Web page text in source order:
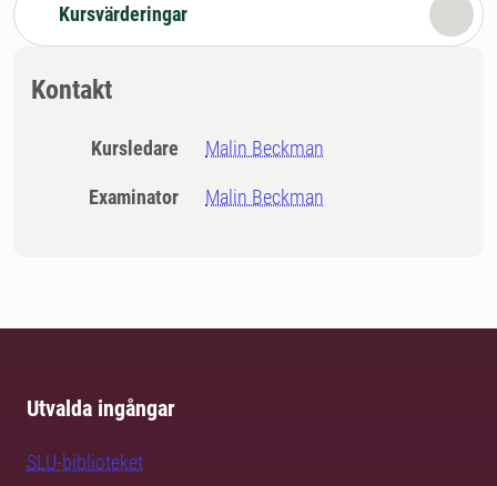
Kursvärderingar
Kontakt
Kursledare Malin Beckman
Examinator Malin Beckman
Utvalda ingångar
SLU-biblioteket